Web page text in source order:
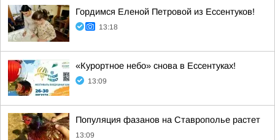
Гордимся Еленой Петровой из Ессентуков!
13:18
«Курортное небо» снова в Ессентуках!
13:09
Популяция фазанов на Ставрополье растет
13:09